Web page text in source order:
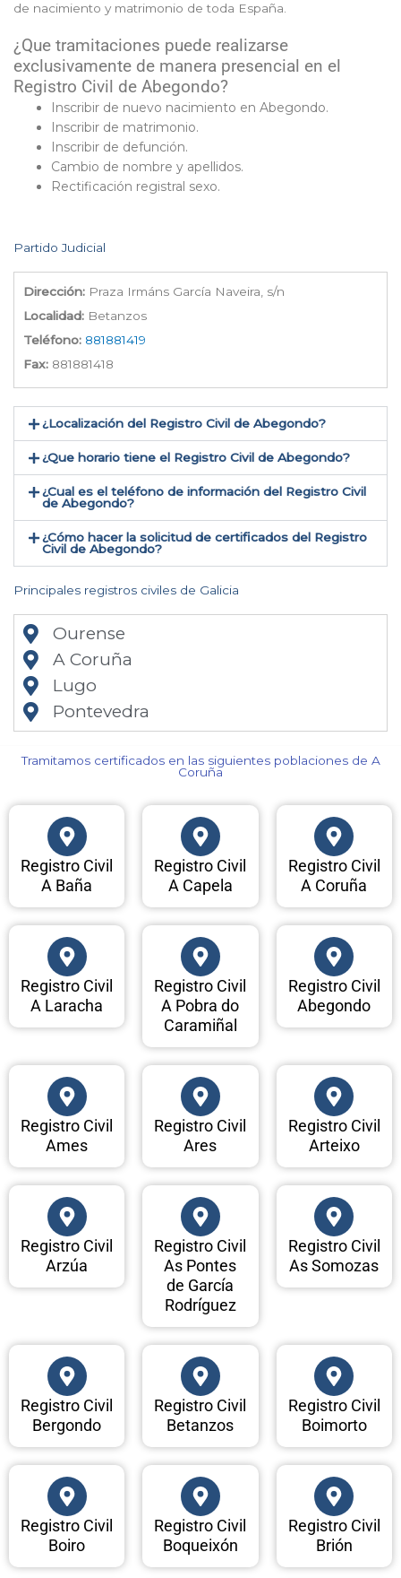
de nacimiento y matrimonio de toda España.
¿Que tramitaciones puede realizarse
exclusivamente de manera presencial en el
Registro Civil de Abegondo?
Inscribir de nuevo nacimiento en Abegondo.
Inscribir de matrimonio.
Inscribir de defunción.
Cambio de nombre y apellidos.
Rectificación registral sexo.
Partido Judicial
Dirección: Praza Irmáns García Naveira, s/n
Localidad: Betanzos
Teléfono: 881881419
Fax: 881881418
¿Localización del Registro Civil de Abegondo​?
¿Que horario tiene el Registro Civil de Abegondo?
¿Cual es el teléfono de información del Registro Civil
de Abegondo​?
¿Cómo hacer la solicitud de certificados del Registro
Civil de Abegondo​?
Principales registros civiles de Galicia
Ourense
A Coruña
Lugo
Pontevedra
Tramitamos certificados en las siguientes poblaciones de A
Coruña​
Registro Civil
A Baña
Registro Civil
A Capela
Registro Civil
A Coruña
Registro Civil
A Laracha
Registro Civil
A Pobra do
Caramiñal
Registro Civil
Abegondo
Registro Civil
Ames
Registro Civil
Ares
Registro Civil
Arteixo
Registro Civil
Arzúa
Registro Civil
As Pontes
de García
Rodríguez
Registro Civil
As Somozas
Registro Civil
Bergondo
Registro Civil
Betanzos
Registro Civil
Boimorto
Registro Civil
Boiro
Registro Civil
Boqueixón
Registro Civil
Brión